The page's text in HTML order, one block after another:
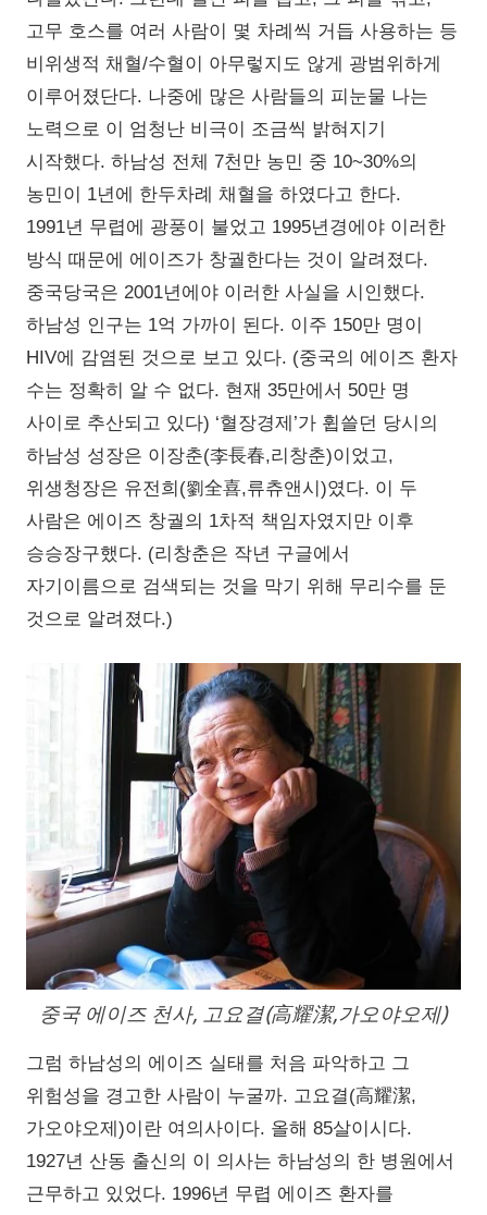
고무 호스를 여러 사람이 몇 차례씩 거듭 사용하는 등
비위생적 채혈/수혈이 아무렇지도 않게 광범위하게
이루어졌단다. 나중에 많은 사람들의 피눈물 나는
노력으로 이 엄청난 비극이 조금씩 밝혀지기
시작했다. 하남성 전체 7천만 농민 중 10~30%의
농민이 1년에 한두차례 채혈을 하였다고 한다.
1991년 무렵에 광풍이 불었고 1995년경에야 이러한
방식 때문에 에이즈가 창궐한다는 것이 알려졌다.
중국당국은 2001년에야 이러한 사실을 시인했다.
하남성 인구는 1억 가까이 된다. 이주 150만 명이
HIV에 감염된 것으로 보고 있다. (중국의 에이즈 환자
수는 정확히 알 수 없다. 현재 35만에서 50만 명
사이로 추산되고 있다) ‘혈장경제’가 휩쓸던 당시의
하남성 성장은 이장춘(李長春,리창춘)이었고,
위생청장은 유전희(劉全喜,류츄앤시)였다. 이 두
사람은 에이즈 창궐의 1차적 책임자였지만 이후
승승장구했다. (리창춘은 작년 구글에서
자기이름으로 검색되는 것을 막기 위해 무리수를 둔
것으로 알려졌다.)
중국 에이즈 천사, 고요결(高耀潔,가오야오제)
그럼 하남성의 에이즈 실태를 처음 파악하고 그
위험성을 경고한 사람이 누굴까. 고요결(高耀潔,
가오야오제)이란 여의사이다. 올해 85살이시다.
1927년 산동 출신의 이 의사는 하남성의 한 병원에서
근무하고 있었다. 1996년 무렵 에이즈 환자를